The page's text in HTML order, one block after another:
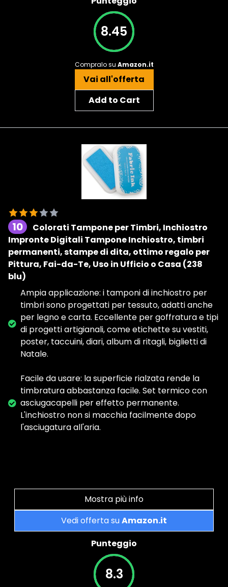
8.45
Compralo su Amazon.it
Vai all'offerta
Add to Cart
10
Colorati Tampone per Timbri, Inchiostro
Impronte Digitali Tampone Inchiostro, timbri
permanenti, stampe di dita, ottimo regalo per
Pittura, Fai-da-Te, Uso in Ufficio o Casa (238
blu)
Ampia applicazione: i tamponi di inchiostro per
timbri sono progettati per tessuto, adatti anche
per legno e carta. Eccellente per goffratura e tipi
di progetti artigianali, come etichette su vestiti,
poster, taccuini, diari, album di ritagli, biglietti di
Natale.
Facile da usare: la superficie rialzata rende la
timbratura abbastanza facile. Set termico con
asciugacapelli per effetto permanente.
L'inchiostro non si macchia facilmente dopo
l'asciugatura all'aria.
Mostra più info
Vedi offerta suAmazon.it
Punteggio
8.3